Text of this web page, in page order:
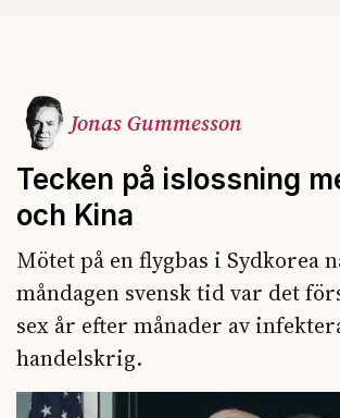
Jonas Gummesson
Tecken på islossning
och Kina
Mötet på en flygbas i Sydkorea
måndagen svensk tid var det
sex år efter månader av
handelskrig.